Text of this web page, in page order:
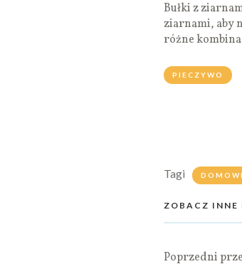
Bułki z
ziarnami, aby
różne
PIECZYWO
Tagi
ZOBACZ INNE
Poprzedni